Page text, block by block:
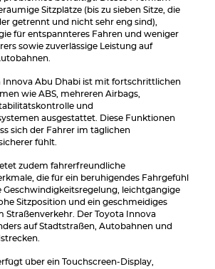
Sitzplätze (bis zu sieben Sitze, die
getrennt und nicht sehr eng sind),
für entspannteres Fahren und weniger
sowie zuverlässige Leistung auf
Innova Abu Dhabi ist mit fortschrittlichen
wie ABS, mehreren Airbags,
und
ausgestattet. Diese Funktionen
sich der Fahrer im täglichen
fühlt.
zudem fahrerfreundliche
die für ein beruhigendes Fahrgefühl
Geschwindigkeitsregelung, leichtgängige
Sitzposition und ein geschmeidiges
Straßenverkehr. Der Toyota Innova
auf Stadtstraßen, Autobahnen und
über ein Touchscreen-Display,